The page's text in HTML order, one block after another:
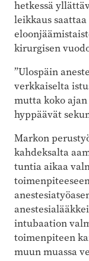
hetkessä
leikkaus
kirurgisen
”Ulospäin
verkkaiselta
mutta koko
hyppäävät
Markon
kahdeksalta
tuntia aikaa
intubaation
toimenpiteen
muun muassa